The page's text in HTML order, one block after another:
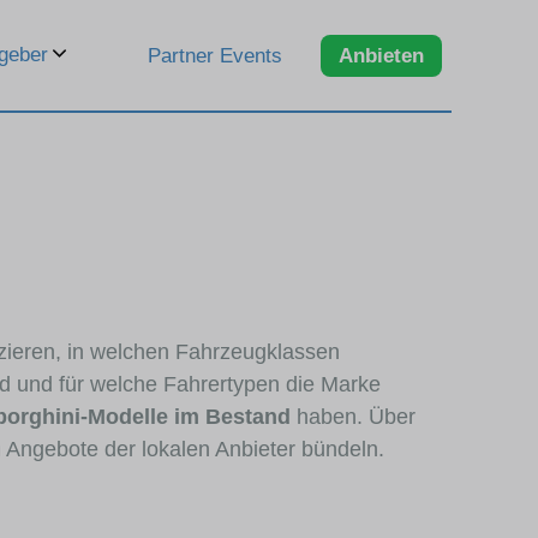
Partner Events Anbieten
in welchen Fahrzeugklassen
und für welche Fahrertypen die Marke
Modelle im Bestand haben. Über
der lokalen Anbieter bündeln.